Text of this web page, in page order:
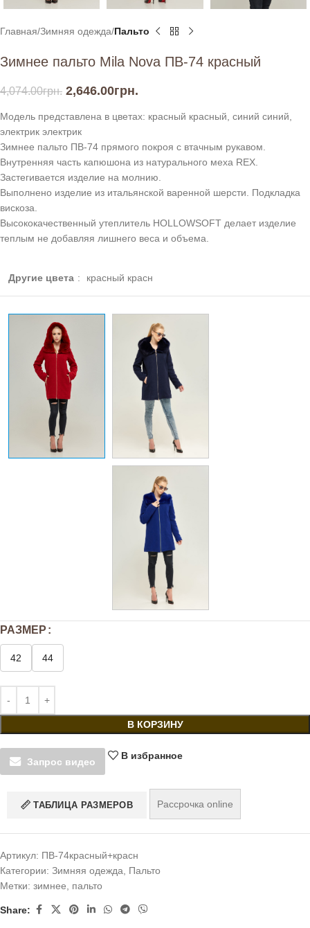
Главная Зимняя одежда Пальто
Зимнее пальто Mila Nova ПВ-74 красный
4,074.00грн. 2,646.00грн.
Модель представлена в цветах: красный красный, синий синий,
электрик электрик
Зимнее пальто ПВ-74 прямого покроя с втачным рукавом.
Внутренняя часть капюшона из натурального меха REX.
Застегивается изделие на молнию.
Выполнено изделие из итальянской варенной шерсти. Подкладка
вискоза.
Высококачественный утеплитель HOLLOWSOFT делает изделие
теплым не добавляя лишнего веса и объема.
Другие цвета : красный красн
РАЗМЕР
42 44
В КОРЗИНУ
Запрос видео
В избранное
ТАБЛИЦА РАЗМЕРОВ Рассрочка online
Артикул: ПВ-74красный+красн
Категории: Зимняя одежда, Пальто
Метки: зимнее, пальто
Share: